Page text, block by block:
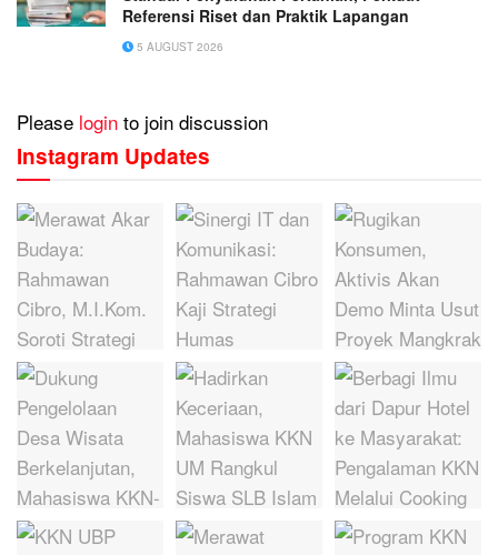
Referensi Riset dan Praktik Lapangan
5 AUGUST 2026
Please login to join discussion
Instagram Updates